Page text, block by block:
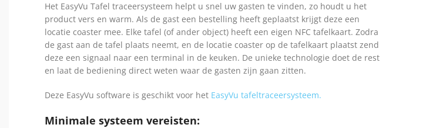
Het EasyVu Tafel traceersysteem helpt u snel uw gasten te vinden, zo houdt u het
product vers en warm. Als de gast een bestelling heeft geplaatst krijgt deze een
locatie coaster mee. Elke tafel (of ander object) heeft een eigen NFC tafelkaart. Zodra
de gast aan de tafel plaats neemt, en de locatie coaster op de tafelkaart plaatst zend
deze een signaal naar een terminal in de keuken. De unieke technologie doet de rest
en laat de bediening direct weten waar de gasten zijn gaan zitten.
Deze EasyVu software is geschikt voor het EasyVu tafeltraceersysteem.
Minimale systeem vereisten: